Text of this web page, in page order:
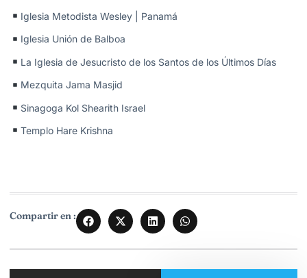
Iglesia Metodista Wesley | Panamá
Iglesia Unión de Balboa
La Iglesia de Jesucristo de los Santos de los Últimos Días
Mezquita Jama Masjid
Sinagoga Kol Shearith Israel
Templo Hare Krishna
Compartir en :